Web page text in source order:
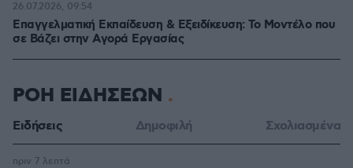
Επαγγελματική Εκπαίδευση & Εξειδίκευση: Το Mοντέλο που
σε Bάζει στην Aγορά Eργασίας
26.07.2026, 09:54
ΡΟΗ ΕΙΔΗΣΕΩΝ
Ειδήσεις Δημοφιλή Σχολιασμένα
πριν 7 λεπτά